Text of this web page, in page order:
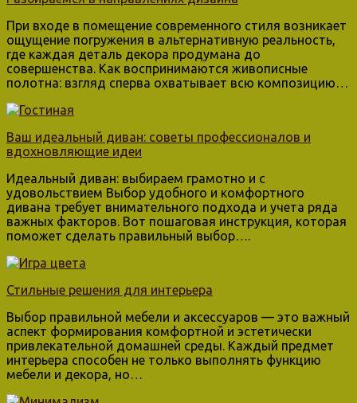
При входе в помещение современного стиля возникает
ощущение погружения в альтернативную реальность,
где каждая деталь декора продумана до
совершенства. Как воспринимаются живописные
полотна: взгляд сперва охватывает всю композицию…
Ваш идеальный диван: советы профессионалов и
вдохновляющие идеи
Идеальный диван: выбираем грамотно и с
удовольствием Выбор удобного и комфортного
дивана требует внимательного подхода и учета ряда
важных факторов. Вот пошаговая инструкция, которая
поможет сделать правильный выбор….
Стильные решения для интерьера
Выбор правильной мебели и аксессуаров — это важный
аспект формирования комфортной и эстетически
привлекательной домашней среды. Каждый предмет
интерьера способен не только выполнять функцию
мебели и декора, но…